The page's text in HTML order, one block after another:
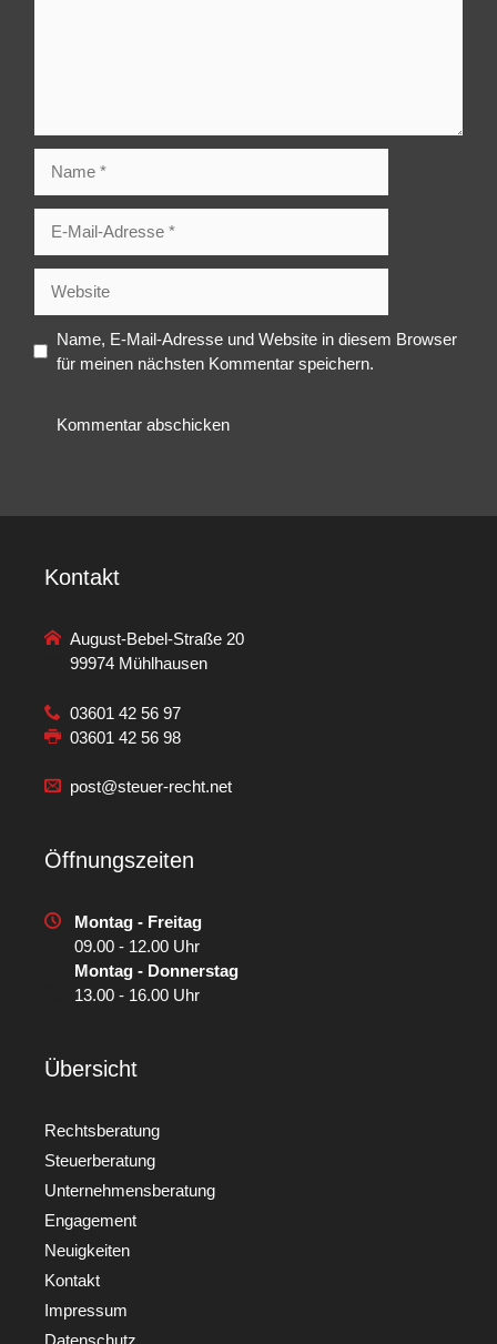
Mail-
Adresse
Name, E-Mail-Adresse und Website in diesem Browser
für meinen nächsten Kommentar speichern.
Kontakt
August-Bebel-Straße 20
99974 Mühlhausen
03601 42 56 97
03601 42 56 98
post@steuer-recht.net
Öffnungszeiten
Montag - Freitag
09.00 - 12.00 Uhr
Montag - Donnerstag
13.00 - 16.00 Uhr
Übersicht
Rechtsberatung
Steuerberatung
Unternehmensberatung
Engagement
Neuigkeiten
Kontakt
Impressum